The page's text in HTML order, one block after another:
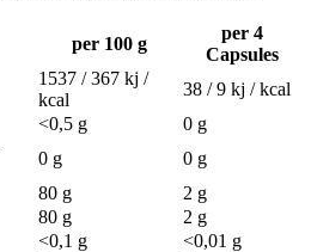
per 100 g
per 4
Capsules
1537 / 367 kj /
kcal
38 / 9 kj / kcal
<0,5 g
0 g
0 g
0 g
80 g
2 g
80 g
2 g
<0,1 g
<0,01 g